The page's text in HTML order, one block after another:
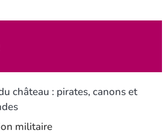
château : pirates, canons et
militaire